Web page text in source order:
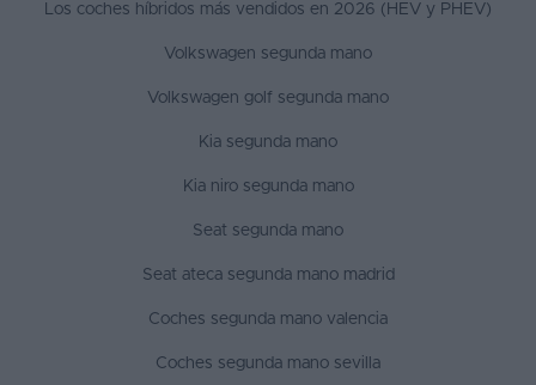
Los coches híbridos más vendidos en 2026 (HEV y PHEV)
Volkswagen segunda mano
Volkswagen golf segunda mano
Kia segunda mano
Kia niro segunda mano
Seat segunda mano
Seat ateca segunda mano madrid
Coches segunda mano valencia
Coches segunda mano sevilla